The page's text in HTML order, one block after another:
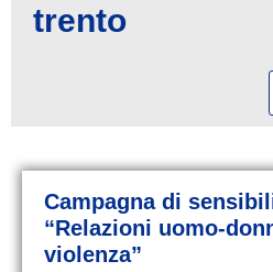
trento
Campagna di
“Relazioni uomo-
violenza”